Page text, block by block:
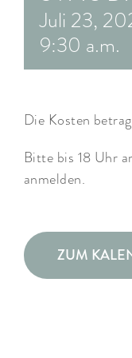
Juli 23,
9:30 a.m.
Die Kosten
Bitte bis 18 Uhr
anmelden.
ZUM